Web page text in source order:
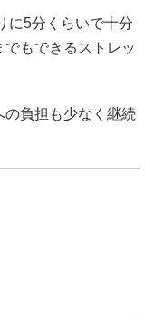
に5分くらいで十分
もできるストレッ
の負担も少なく継続